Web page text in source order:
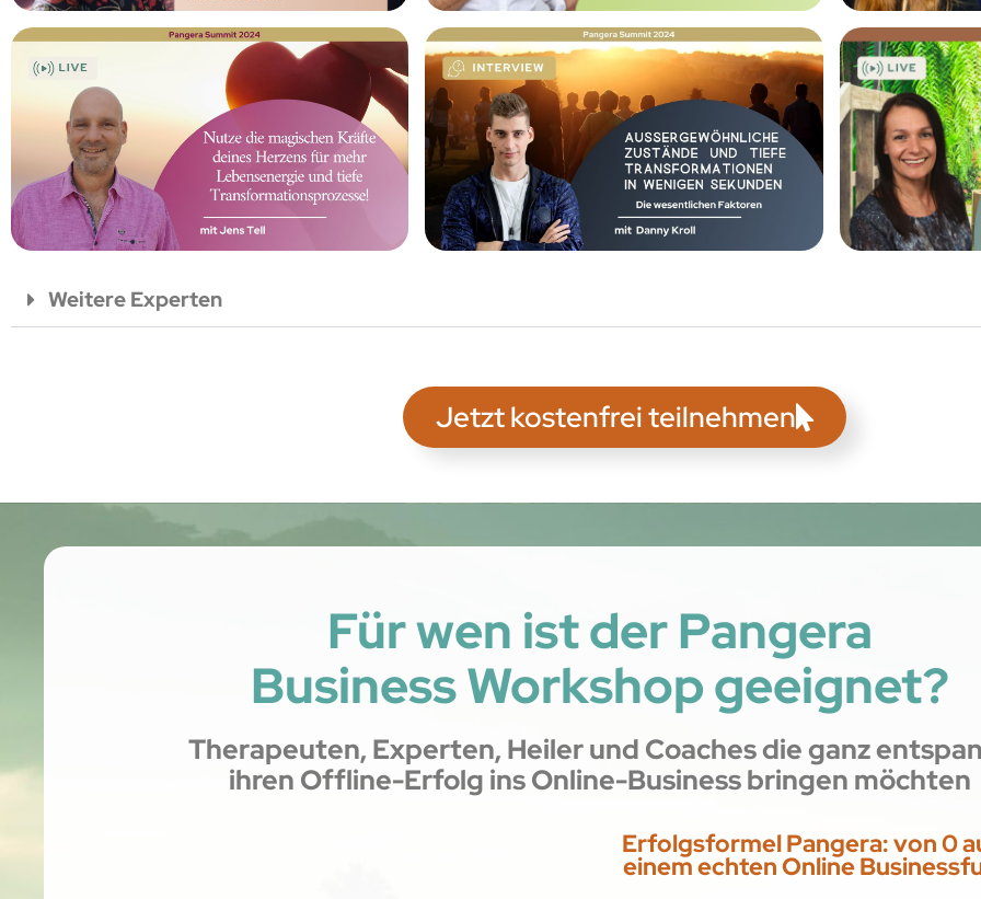
Weitere Experten
Jetzt kostenfrei teilnehmen
Für wen ist der Pangera
Business Workshop geeignet?
Therapeuten, Experten, Heiler und Coaches die ganz
ihren Offline-Erfolg ins Online-Business bringen möchten
Erfolgsformel Pangera: von 0
einem echten Online